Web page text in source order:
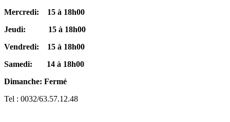
Mercredi: 15 à 18h00
Jeudi: 15 à 18h00
Vendredi: 15 à 18h00
Samedi: 14 à 18h00
Dimanche: Fermé
Tel : 0032/63.57.12.48